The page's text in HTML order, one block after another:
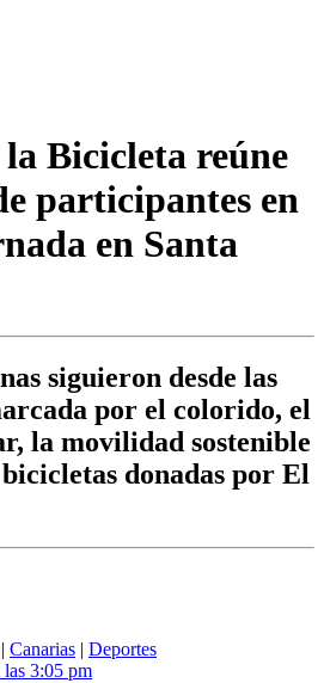
Bicicleta reúne
participantes en
en Santa
siguieron desde las
por el colorido, el
la movilidad sostenible
donadas por El
| Canarias | Deportes
3:05 pm